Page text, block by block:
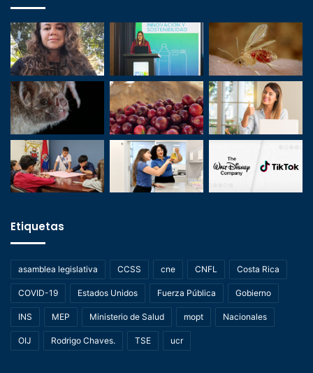
Etiquetas
asamblea legislativa CCSS cne CNFL Costa Rica
COVID-19 Estados Unidos Fuerza Pública Gobierno
INS MEP Ministerio de Salud mopt Nacionales
OIJ Rodrigo Chaves. TSE ucr